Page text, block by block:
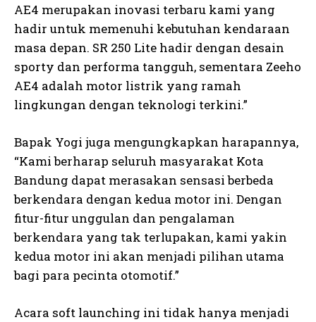
AE4 merupakan inovasi terbaru kami yang
hadir untuk memenuhi kebutuhan kendaraan
masa depan. SR 250 Lite hadir dengan desain
sporty dan performa tangguh, sementara Zeeho
AE4 adalah motor listrik yang ramah
lingkungan dengan teknologi terkini.”
Bapak Yogi juga mengungkapkan harapannya,
“Kami berharap seluruh masyarakat Kota
Bandung dapat merasakan sensasi berbeda
berkendara dengan kedua motor ini. Dengan
fitur-fitur unggulan dan pengalaman
berkendara yang tak terlupakan, kami yakin
kedua motor ini akan menjadi pilihan utama
bagi para pecinta otomotif.”
Acara soft launching ini tidak hanya menjadi